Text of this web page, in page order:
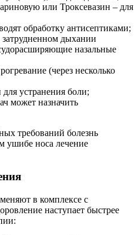
или Троксевазин – для
обработку антисептиками;
дыхании
назальные
(через несколько
устранения боли;
может назначить
требований болезнь
ушибе носа лечение
в комплексе с
наступает быстрее